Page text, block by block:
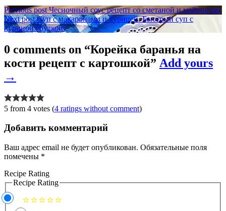
Навигация
по
Previous post Чесночный соус рецепт со сметаной и майонезом
Next post Суп с макаронами и курицей. Быстрый суп с
куриной грудкой.
0 comments on “Корейка баранья на
кости рецепт с картошкой” Add yours
→
5 from 4 votes (4 ratings without comment)
Добавить комментарий
Ваш адрес email не будет опубликован. Обязательные поля
помечены *
Recipe Rating
Recipe Rating